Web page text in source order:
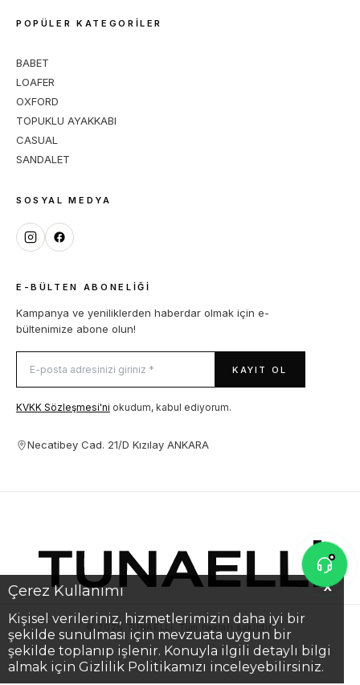
X
Çerez Kullanımı
Kişisel verileriniz, hizmetlerimizin daha iyi bir
şekilde sunulması için mevzuata uygun bir
şekilde toplanıp işlenir. Konuyla ilgili detaylı bilgi
almak için Gizlilik Politikamızı inceleyebilirsiniz.
POPÜLER KATEGORİLER
BABET
LOAFER
OXFORD
TOPUKLU AYAKKABI
CASUAL
SANDALET
SOSYAL MEDYA
E-BÜLTEN ABONELIĞI
Kampanya ve yeniliklerden haberdar olmak için e-
bültenimize abone olun!
KAYIT OL
KVKK Sözleşmesi'ni okudum, kabul ediyorum.
Necatibey Cad. 21/D Kızılay ANKARA
© 2026 TUNAELLİ. Tüm hakları saklıdır.